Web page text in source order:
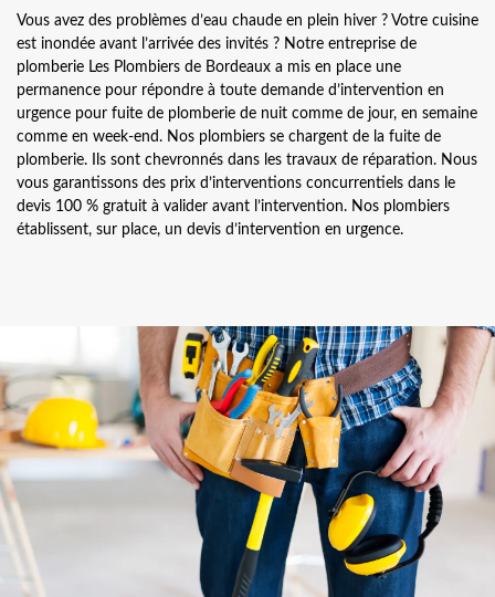
Vous avez des problèmes d’eau chaude en plein hiver ? Votre cuisine
est inondée avant l’arrivée des invités ? Notre entreprise de
plomberie Les Plombiers de Bordeaux a mis en place une
permanence pour répondre à toute demande d’intervention en
urgence pour fuite de plomberie de nuit comme de jour, en semaine
comme en week-end. Nos plombiers se chargent de la fuite de
plomberie. Ils sont chevronnés dans les travaux de réparation. Nous
vous garantissons des prix d’interventions concurrentiels dans le
devis 100 % gratuit à valider avant l’intervention. Nos plombiers
établissent, sur place, un devis d’intervention en urgence.